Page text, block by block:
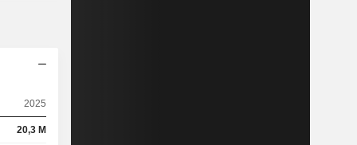
2025
20,3 M